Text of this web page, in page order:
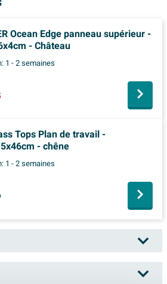
Ocean Edge panneau supérieur -
- Château
1 - 2 semaines
Tops Plan de travail -
- chêne
1 - 2 semaines
Plan de vasque -